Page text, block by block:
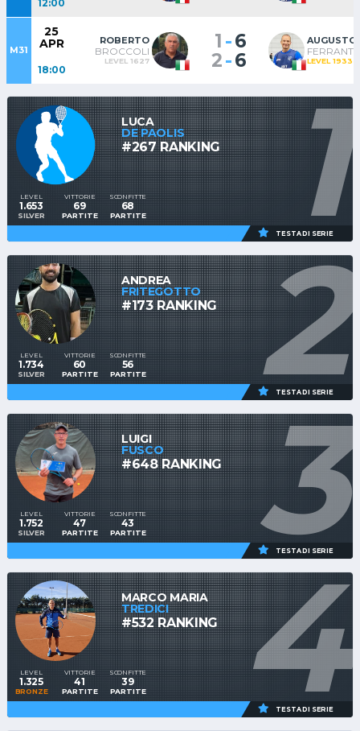
12:00
M31
25
APR
18:00
ROBERTO
BROCCOLI
LEVEL 1627
1 -6
2-6
AUGUSTO
FERRANTI
LEVEL 1933
1
LUCA
DE PAOLIS
#267 RANKING
LEVEL
1.653
SILVER
VITTORIE
69
PARTITE
SCONFITTE
68
PARTITE
TESTA DI SERIE
2
ANDREA
FRITEGOTTO
#173 RANKING
LEVEL
1.734
SILVER
VITTORIE
60
PARTITE
SCONFITTE
56
PARTITE
TESTA DI SERIE
3
LUIGI
FUSCO
#648 RANKING
LEVEL
1.752
SILVER
VITTORIE
47
PARTITE
SCONFITTE
43
PARTITE
TESTA DI SERIE
4
MARCO MARIA
TREDICI
#532 RANKING
LEVEL
1.325
BRONZE
VITTORIE
41
PARTITE
SCONFITTE
39
PARTITE
TESTA DI SERIE